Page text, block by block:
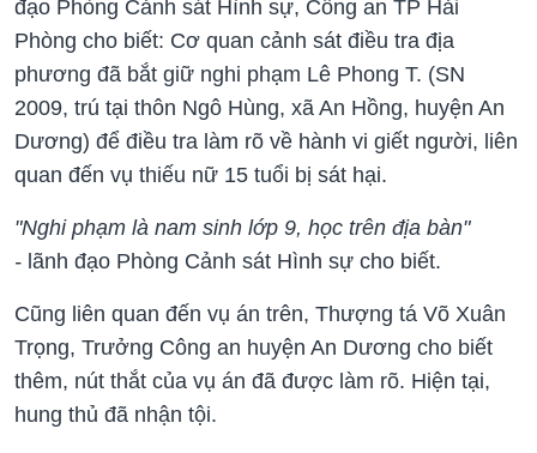
đạo Phòng Cảnh sát Hình sự, Công an TP Hải
Phòng cho biết: Cơ quan cảnh sát điều tra địa
phương đã bắt giữ nghi phạm Lê Phong T. (SN
2009, trú tại thôn Ngô Hùng, xã An Hồng, huyện An
Dương) để điều tra làm rõ về hành vi giết người, liên
quan đến vụ thiếu nữ 15 tuổi bị sát hại.
"Nghi phạm là nam sinh lớp 9, học trên địa bàn"
- lãnh đạo Phòng Cảnh sát Hình sự cho biết.
Cũng liên quan đến vụ án trên, Thượng tá Võ Xuân
Trọng, Trưởng Công an huyện An Dương cho biết
thêm, nút thắt của vụ án đã được làm rõ. Hiện tại,
hung thủ đã nhận tội.